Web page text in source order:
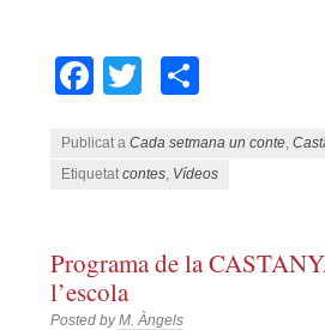
Facebook
Twitter
Publicat aCada setmana un conte,
Etiquetatcontes, Vídeos
Programa de la
l’escola
Posted byM. Àngels